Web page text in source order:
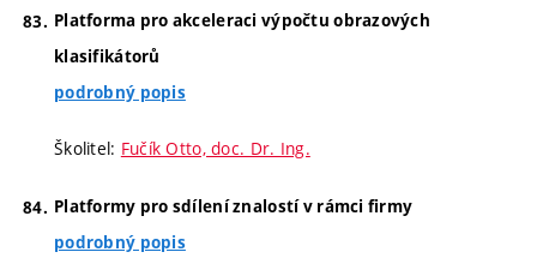
Platforma pro akceleraci výpočtu obrazových
klasifikátorů
podrobný popis
Školitel: Fučík Otto, doc. Dr. Ing.
Platformy pro sdílení znalostí v rámci firmy
podrobný popis